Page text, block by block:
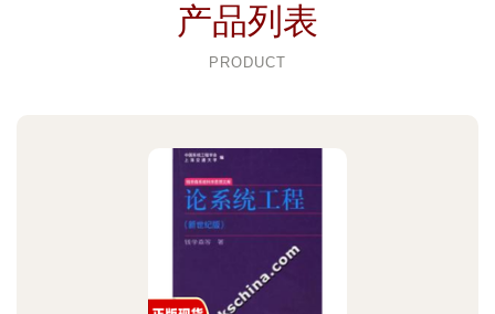
产品列表
PRODUCT